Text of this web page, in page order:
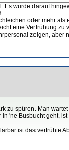
wurde darauf
oder mehr als
eine Verfrühung zu
zeigen, aber
zu spüren. Man
'ne Busbucht geht,
ist das verfrühte